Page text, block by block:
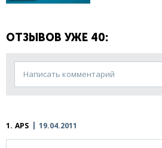
ОТЗЫВОВ УЖЕ 40:
Написать комментарий
1. APS 19.04.2011